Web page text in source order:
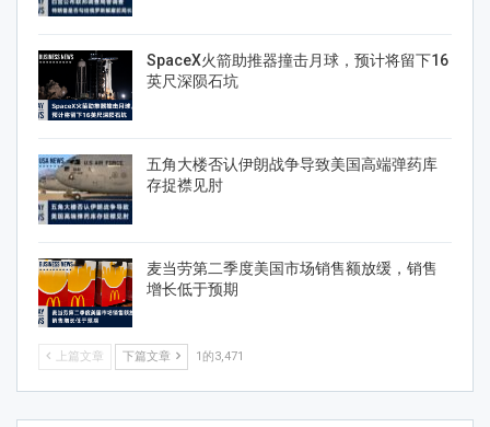
SpaceX火箭助推器撞击月球，预计将留下16
英尺深陨石坑
五角大楼否认伊朗战争导致美国高端弹药库
存捉襟见肘
麦当劳第二季度美国市场销售额放缓，销售
增长低于预期
上篇文章 下篇文章 1的3,471